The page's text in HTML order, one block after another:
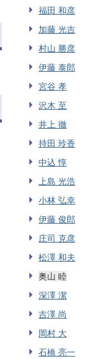
福田 和彦
加藤 光吉
村山 勝彦
伊藤 泰郎
宮谷 孝
沢木 至
井上 徹
持田 玲香
中込 惇
上島 光浩
小林 弘幸
伊藤 俊郎
庄司 克彦
松澤 和夫
奥山 睦
深澤 潔
吉澤 尚
岡村 大
石橋 亮一